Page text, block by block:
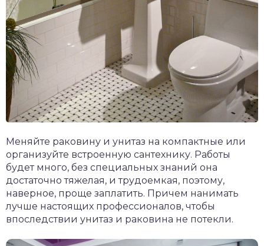
Меняйте раковину и унитаз на компактные или
организуйте встроенную сантехнику. Работы
будет много, без специальных знаний она
достаточно тяжелая, и трудоемкая, поэтому,
наверное, проще заплатить. Причем нанимать
лучше настоящих профессионалов, чтобы
впоследствии унитаз и раковина не потекли.